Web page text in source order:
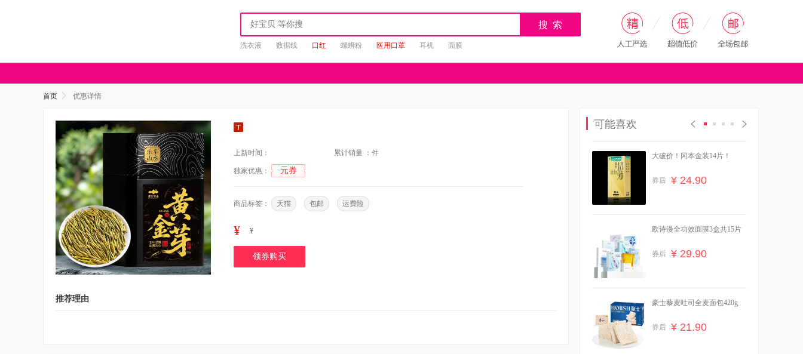
搜 索
洗衣液 数据线 口红 螺蛳粉 医用口罩 耳机 面膜
首页 优惠详情
上新时间： 累计销量 ： 件
独家优惠： 元券
商品标签： 天猫 包邮 运费险
¥ ¥
领券购买
推荐理由
可能喜欢
大破价！冈本金装14片！
券后 ¥ 24.90
欧诗漫全功效面膜3盒共15片
券后 ¥ 29.90
豪士藜麦吐司全麦面包420g
券后 ¥ 21.90